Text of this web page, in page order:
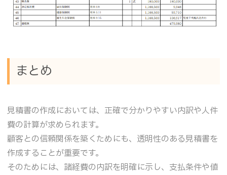
まとめ
見積書の作成においては、正確で分かりやすい内訳や人件
費の計算が求められます。
顧客との信頼関係を築くためにも、透明性のある見積書を
作成することが重要です。
そのためには、諸経費の内訳を明確に示し、支払条件や値